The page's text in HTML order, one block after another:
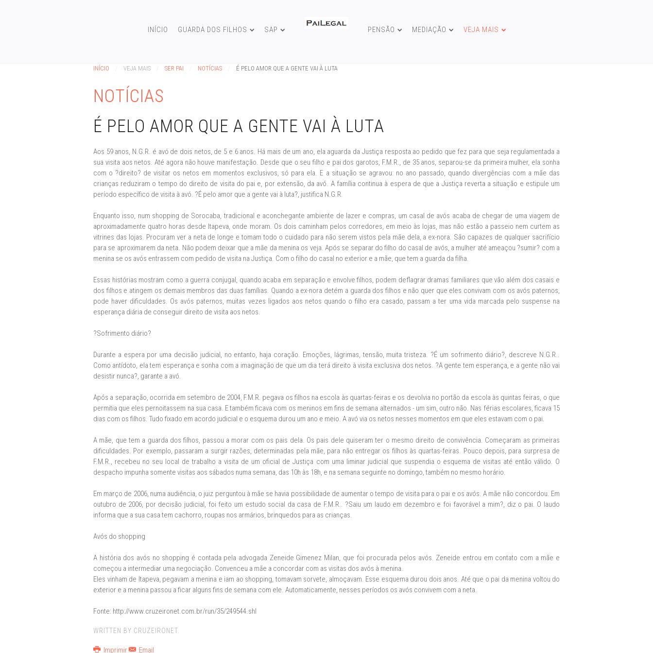
INÍCIO GUARDA DOS FILHOS SAP PENSÃO MEDIAÇÃO VEJA MAIS
INÍCIO VEJA MAIS SER PAI NOTÍCIAS É PELO AMOR QUE A GENTE VAI À LUTA
NOTÍCIAS
É PELO AMOR QUE A GENTE VAI À LUTA
Aos 59 anos, N.G.R. é avó de dois netos, de 5 e 6 anos. Há mais de um ano, ela aguarda da Justiça resposta ao pedido que fez para que seja regulamentada a
sua visita aos netos. Até agora não houve manifestação. Desde que o seu filho e pai dos garotos, F.M.R., de 35 anos, separou-se da primeira mulher, ela sonha
com o ?direito? de visitar os netos em momentos exclusivos, só para ela. E a situação se agravou: no ano passado, quando divergências com a mãe das
crianças reduziram o tempo do direito de visita do pai e, por extensão, da avó. A família continua à espera de que a Justiça reverta a situação e estipule um
período específico de visita à avó. ?É pelo amor que a gente vai à luta?, justifica N.G.R.
Enquanto isso, num shopping de Sorocaba, tradicional e aconchegante ambiente de lazer e compras, um casal de avós acaba de chegar de uma viagem de
aproximadamente quatro horas desde Itapeva, onde moram. Os dois caminham pelos corredores, em meio às lojas, mas não estão a passeio nem curtem as
vitrines das lojas. Procuram ver a neta de longe e tomam todo o cuidado para não serem vistos pela mãe dela, a ex-nora. São capazes de qualquer sacrifício
para se aproximarem da neta. Não podem deixar que a mãe da menina os veja. Após se separar do filho do casal de avós, a mulher até ameaçou ?sumir? com a
menina se os avós entrassem com pedido de visita na Justiça. Com o filho do casal no exterior e a mãe, que tem a guarda da filha.
Essas histórias mostram como a guerra conjugal, quando acaba em separação e envolve filhos, podem deflagrar dramas familiares que vão além dos casais e
dos filhos e atingem os demais membros das duas famílias. Quando a ex-nora detém a guarda dos filhos e não quer que eles convivam com os avós paternos,
pode haver dificuldades. Os avós paternos, muitas vezes ligados aos netos quando o filho era casado, passam a ter uma vida marcada pelo suspense na
esperança diária de conseguir direito de visita aos netos.
?Sofrimento diário?
Durante a espera por uma decisão judicial, no entanto, haja coração. Emoções, lágrimas, tensão, muita tristeza. ?É um sofrimento diário?, descreve N.G.R..
Como antídoto, ela tem esperança e sonha com a imaginação de que um dia terá direito à visita exclusiva dos netos. ?A gente tem esperança, e a gente não vai
desistir nunca?, garante a avó.
Após a separação, ocorrida em setembro de 2004, F.M.R. pegava os filhos na escola às quartas-feiras e os devolvia no portão da escola às quintas feiras, o que
permitia que eles pernoitassem na sua casa. E também ficava com os meninos em fins de semana alternados - um sim, outro não. Nas férias escolares, ficava 15
dias com os filhos. Tudo fixado em acordo judicial e o esquema durou um ano e meio. A avó via os netos nesses momentos em que eles estavam com o pai.
A mãe, que tem a guarda dos filhos, passou a morar com os pais dela. Os pais dele quiseram ter o mesmo direito de convivência. Começaram as primeiras
dificuldades. Por exemplo, passaram a surgir razões, determinadas pela mãe, para não entregar os filhos às quartas-feiras. Pouco depois, para surpresa de
F.M.R., recebeu no seu local de trabalho a visita de um oficial de Justiça com uma liminar judicial que suspendia o esquema de visitas até então válido. O
despacho impunha somente visitas aos sábados numa semana, das 10h às 18h, e na semana seguinte no domingo, também no mesmo horário.
Em março de 2006, numa audiência, o juiz perguntou à mãe se havia possibilidade de aumentar o tempo de visita para o pai e os avós. A mãe não concordou. Em
outubro de 2006, por decisão judicial, foi feito um estudo social da casa de F.M.R.. ?Saiu um laudo em dezembro e foi favorável a mim?, diz o pai. O laudo
informa que a sua casa tem cachorro, roupas nos armários, brinquedos para as crianças.
Avós do shopping
A história dos avós no shopping é contada pela advogada Zeneide Gimenez Milan, que foi procurada pelos avós. Zeneide entrou em contato com a mãe e
começou a intermediar uma negociação. Convenceu a mãe a concordar com as visitas dos avós à menina.
Eles vinham de Itapeva, pegavam a menina e iam ao shopping, tomavam sorvete, almoçavam. Esse esquema durou dois anos. Até que o pai da menina voltou do
exterior e a menina passou a ficar alguns fins de semana com ele. Automaticamente, nesses períodos os avós convivem com a neta.
Fonte: http://www.cruzeironet.com.br/run/35/249544.shl
WRITTEN BY CRUZEIRONET.
Imprimir Email